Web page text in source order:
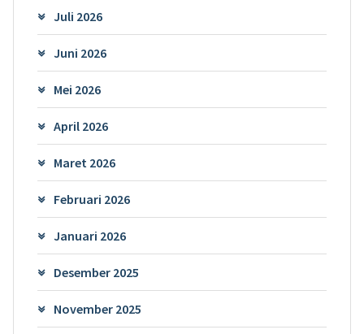
Juli 2026
Juni 2026
Mei 2026
April 2026
Maret 2026
Februari 2026
Januari 2026
Desember 2025
November 2025